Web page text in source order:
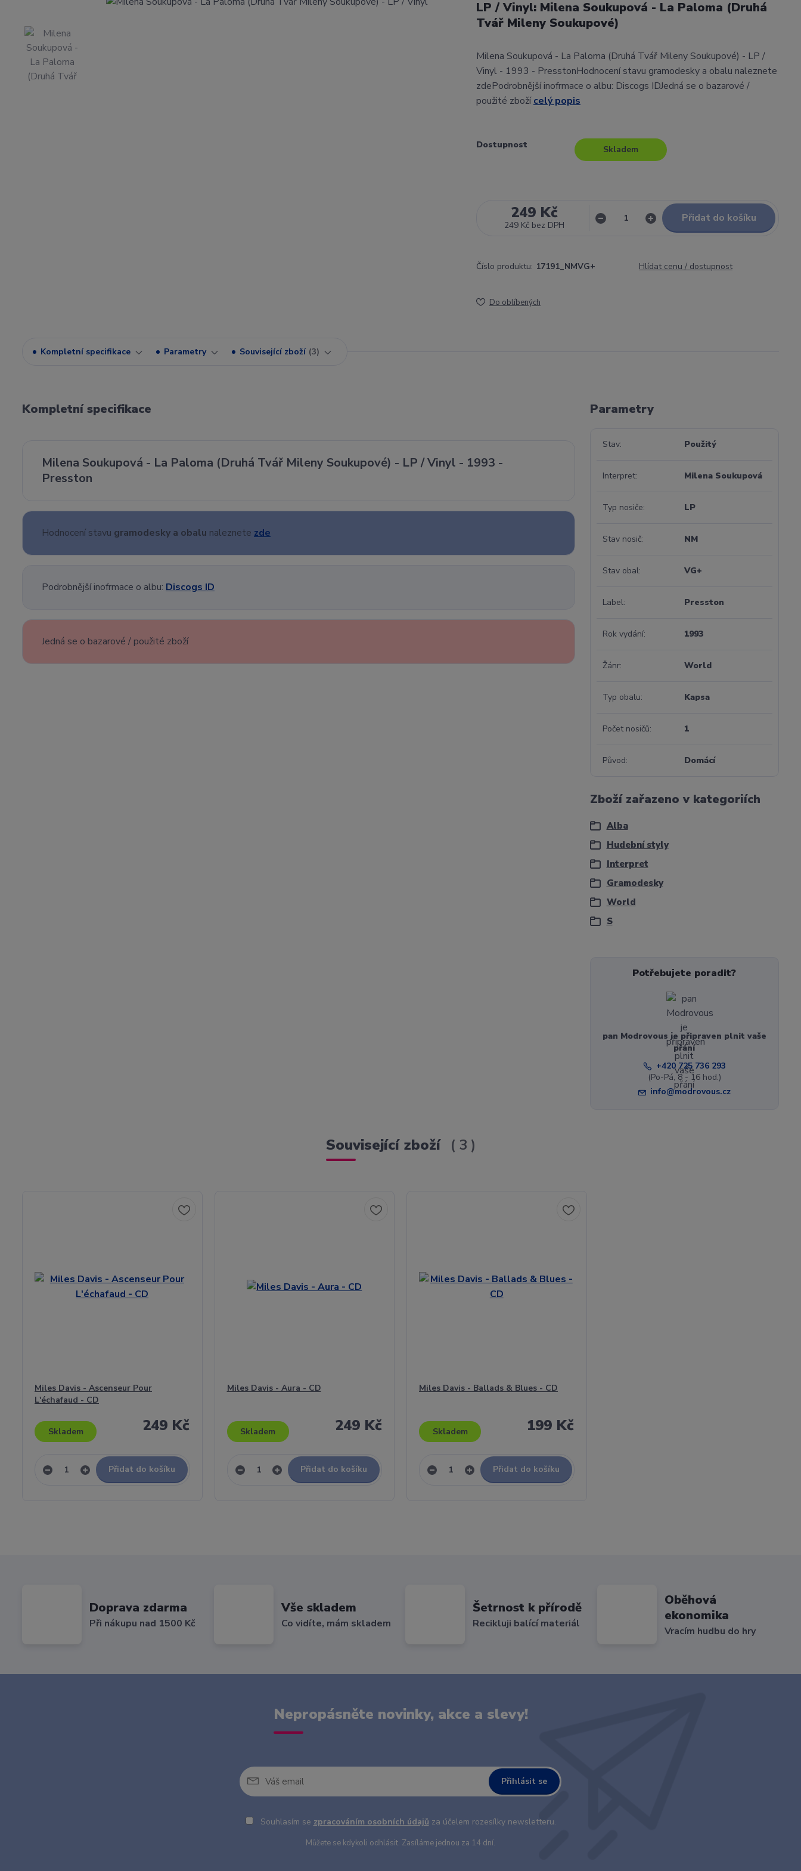
LP / Vinyl: Milena Soukupová - La Paloma (Druhá
Tvář Mileny Soukupové)
Milena Soukupová - La Paloma (Druhá Tvář Mileny Soukupové) - LP /
Vinyl - 1993 - PresstonHodnocení stavu gramodesky a obalu naleznete
zdePodrobnější inofrmace o albu: Discogs IDJedná se o bazarové /
použité zbožícelý popis
Dostupnost Skladem
249 Kč
249 Kč bez DPH
Přidat do košíku
Číslo produktu: 17191_NMVG+ Hlídat cenu / dostupnost
Do oblíbených
Kompletní specifikace Parametry Související zboží 3
Kompletní specifikace
Milena Soukupová - La Paloma (Druhá Tvář Mileny Soukupové) - LP / Vinyl - 1993 -
Presston
Hodnocení stavu gramodesky a obalu naleznete zde
Podrobnější inofrmace o albu: Discogs ID
Jedná se o bazarové / použité zboží
Parametry
Stav Použitý
Interpret Milena Soukupová
Typ nosiče LP
Stav nosič NM
Stav obal VG+
Label Presston
Rok vydání 1993
Žánr World
Typ obalu Kapsa
Počet nosičů 1
Původ Domácí
Zboží zařazeno v kategoriích
Alba
Hudební styly
Interpret
Gramodesky
World
S
Potřebujete poradit?
pan Modrovous je připraven plnit vaše
přání
+420 725 736 293
(Po-Pá, 8 - 16 hod.)
info@modrovous.cz
Související zboží 3
Miles Davis - Ascenseur Pour
L'échafaud - CD
249 Kč
Skladem
Přidat do košíku
Miles Davis - Aura - CD
249 Kč
Skladem
Přidat do košíku
Miles Davis - Ballads & Blues - CD
199 Kč
Skladem
Přidat do košíku
Doprava zdarma
Při nákupu nad 1500 Kč
Vše skladem
Co vidíte, mám skladem
Šetrnost k přírodě
Recikluji balící materiál
Oběhová
ekonomika
Vracím hudbu do hry
Nepropásněte novinky, akce a slevy!
Přihlásit se
Souhlasím se zpracováním osobních údajů za účelem rozesílky newsletteru.
Můžete se kdykoli odhlásit. Zasíláme jednou za 14 dní.